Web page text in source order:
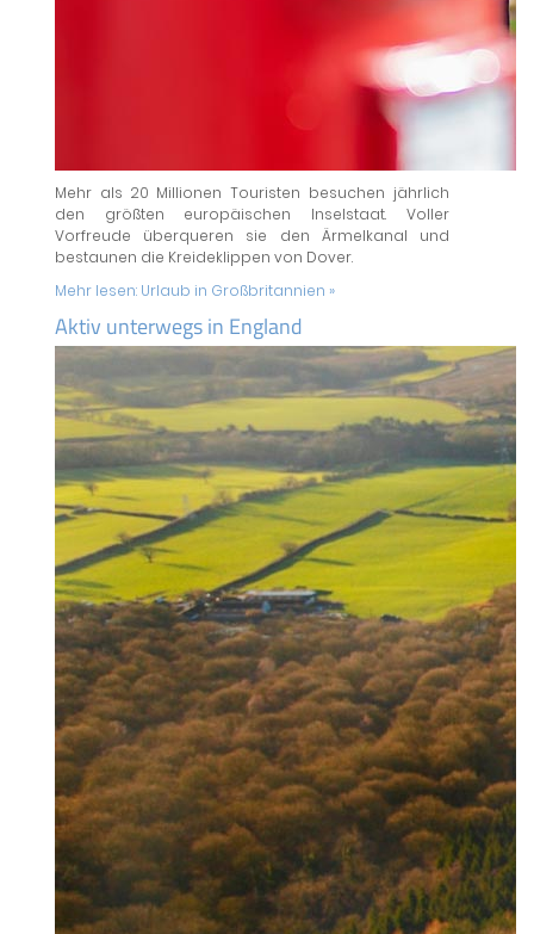
Mehr als 20 Millionen Touristen besuchen jährlich
den größten europäischen Inselstaat. Voller
Vorfreude überqueren sie den Ärmelkanal und
bestaunen die Kreideklippen von Dover.
Mehr lesen: Urlaub in Großbritannien »
Aktiv unterwegs in England